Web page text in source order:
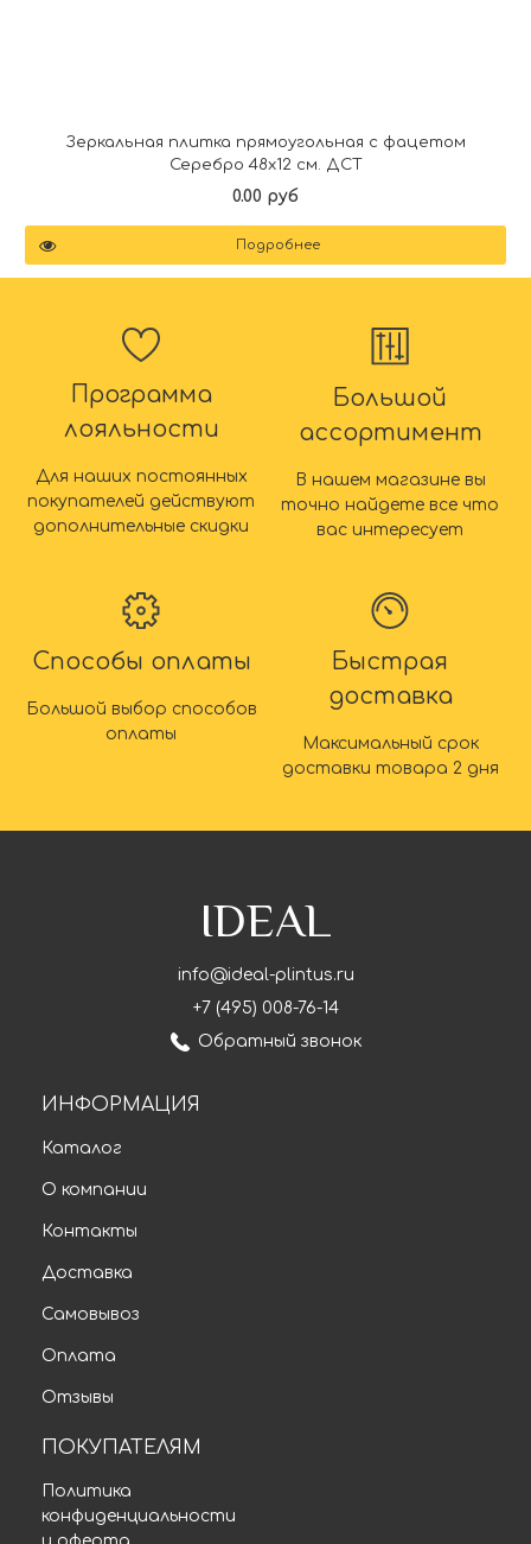
Зеркальная плитка прямоугольная с фацетом
Серебро 48х12 см. ДСТ
0.00 руб
Подробнее
Программа
лояльности
Для наших постоянных
покупателей действуют
дополнительные скидки
Большой
ассортимент
В нашем магазине вы
точно найдете все что
вас интересует
Способы оплаты
Большой выбор способов
оплаты
Быстрая
доставка
Максимальный срок
доставки товара 2 дня
IDEAL
info@ideal-plintus.ru
+7 (495) 008-76-14
Обратный звонок
ИНФОРМАЦИЯ
Каталог
О компании
Контакты
Доставка
Самовывоз
Оплата
Отзывы
ПОКУПАТЕЛЯМ
Политика
конфиденциальности